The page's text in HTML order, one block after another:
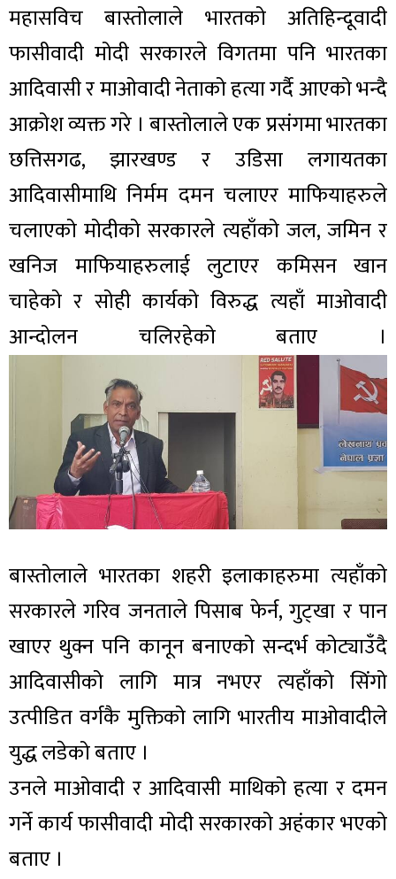
महासविच बास्तोलाले भारतको अतिहिन्दूवादी
फासीवादी मोदी सरकारले विगतमा पनि भारतका
आदिवासी र माओवादी नेताको हत्या गर्दै आएको भन्दै
आक्रोश व्यक्त गरे । बास्तोलाले एक प्रसंगमा भारतका
छत्तिसगढ, झारखण्ड र उडिसा लगायतका
आदिवासीमाथि निर्मम दमन चलाएर माफियाहरुले
चलाएको मोदीको सरकारले त्यहाँको जल, जमिन र
खनिज माफियाहरुलाई लुटाएर कमिसन खान
चाहेको र सोही कार्यको विरुद्ध त्यहाँ माओवादी
आन्दोलन चलिरहेको बताए ।
बास्तोलाले भारतका शहरी इलाकाहरुमा त्यहाँको
सरकारले गरिव जनताले पिसाब फेर्न, गुट्खा र पान
खाएर थुक्न पनि कानून बनाएको सन्दर्भ कोट्याउँदै
आदिवासीको लागि मात्र नभएर त्यहाँको सिंगो
उत्पीडित वर्गकै मुक्तिको लागि भारतीय माओवादीले
युद्ध लडेको बताए ।
उनले माओवादी र आदिवासी माथिको हत्या र दमन
गर्ने कार्य फासीवादी मोदी सरकारको अहंकार भएको
बताए ।